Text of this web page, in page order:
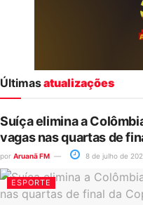
Últimasatualizações
Suíça elimina a
vagas nas quartas de
por Aruanã FM 8 de julho de
ESPORTE